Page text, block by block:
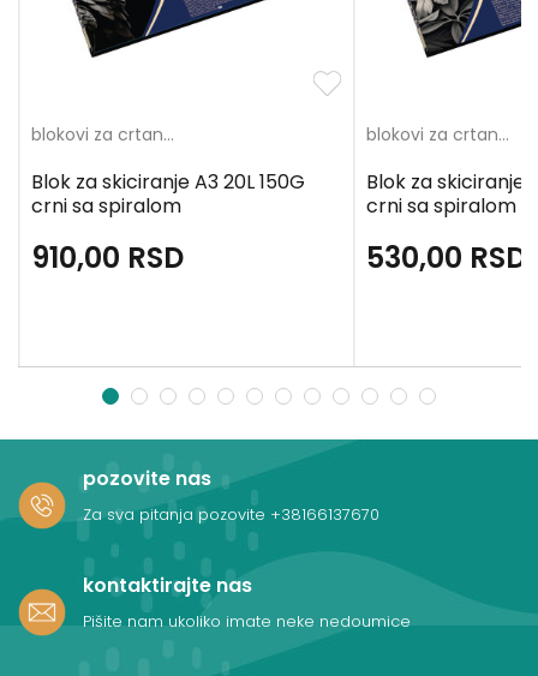
blokovi za crtanje
Blok za skiciranje A3 20L 150G
crni sa spiralom
910,00 RSD
blokovi za crtanje
Blok za skiciranje
crni sa spiralom
530,00 RSD
1 2 3 4 5 6 7 8 9 10 11 12
pozovite nas
Za sva pitanja pozovite +38166137670
kontaktirajte nas
Pišite nam ukoliko imate neke nedoumice